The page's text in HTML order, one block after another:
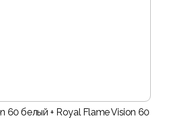
60 белый + Royal Flame Vision 60